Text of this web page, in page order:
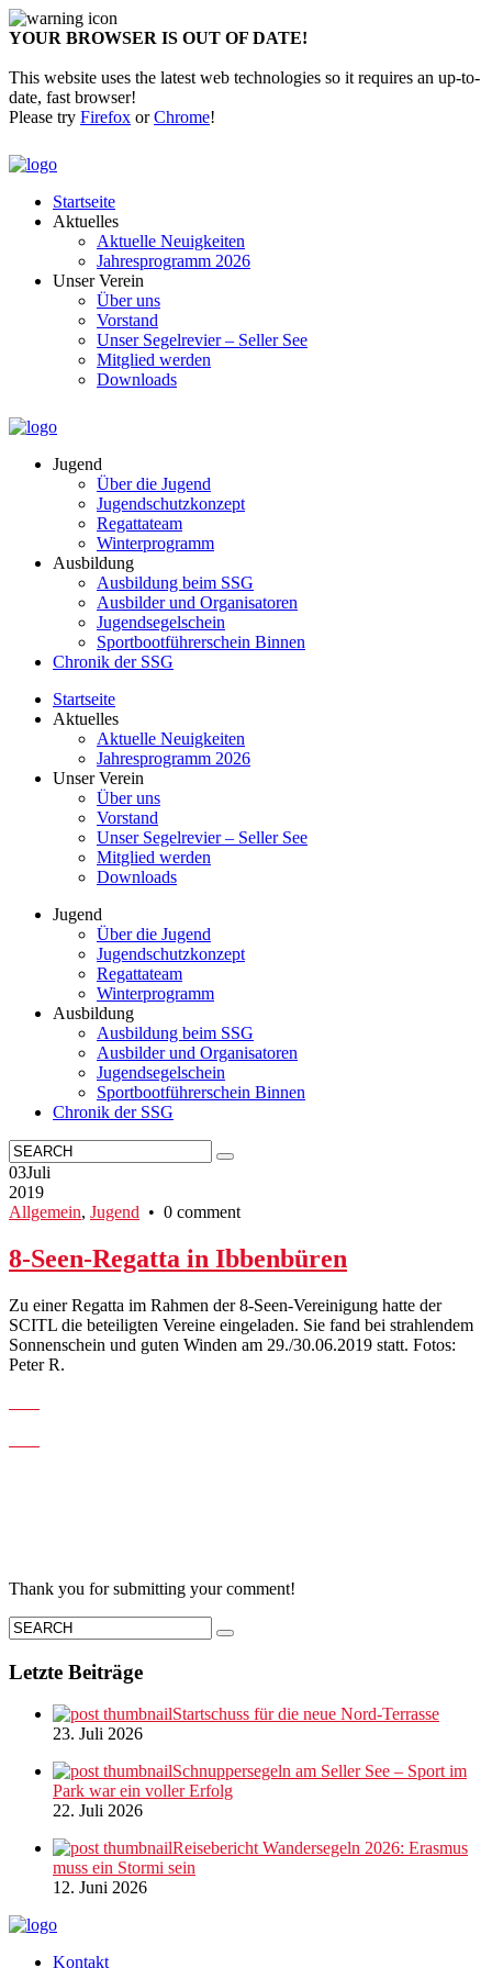
YOUR BROWSER IS OUT OF DATE!
This website uses the latest web technologies so it requires an up-to-
date, fast browser!
Please try Firefox orChrome!
Startseite
Aktuelles
Aktuelle Neuigkeiten
Jahresprogramm 2026
Unser Verein
Über uns
Vorstand
Unser Segelrevier – Seller See
Mitglied werden
Downloads
Jugend
Über die Jugend
Jugendschutzkonzept
Regattateam
Winterprogramm
Ausbildung
Ausbildung beim SSG
Ausbilder und Organisatoren
Jugendsegelschein
Sportbootführerschein Binnen
Chronik der SSG
Startseite
Aktuelles
Aktuelle Neuigkeiten
Jahresprogramm 2026
Unser Verein
Über uns
Vorstand
Unser Segelrevier – Seller See
Mitglied werden
Downloads
Jugend
Über die Jugend
Jugendschutzkonzept
Regattateam
Winterprogramm
Ausbildung
Ausbildung beim SSG
Ausbilder und Organisatoren
Jugendsegelschein
Sportbootführerschein Binnen
Chronik der SSG
03Juli
2019
Allgemein, Jugend • 0 comment
8-Seen-Regatta in Ibbenbüren
Zu einer Regatta im Rahmen der 8-Seen-Vereinigung hatte der
SCITL die beteiligten Vereine eingeladen. Sie fand bei strahlendem
Sonnenschein und guten Winden am 29./30.06.2019 statt. Fotos:
Peter R.
Thank you for submitting your comment!
Letzte Beiträge
Startschuss für die neue Nord-Terrasse
23. Juli 2026
Schnuppersegeln am Seller See – Sport im
Park war ein voller Erfolg
22. Juli 2026
Reisebericht Wandersegeln 2026: Erasmus
muss ein Stormi sein
12. Juni 2026
Kontakt